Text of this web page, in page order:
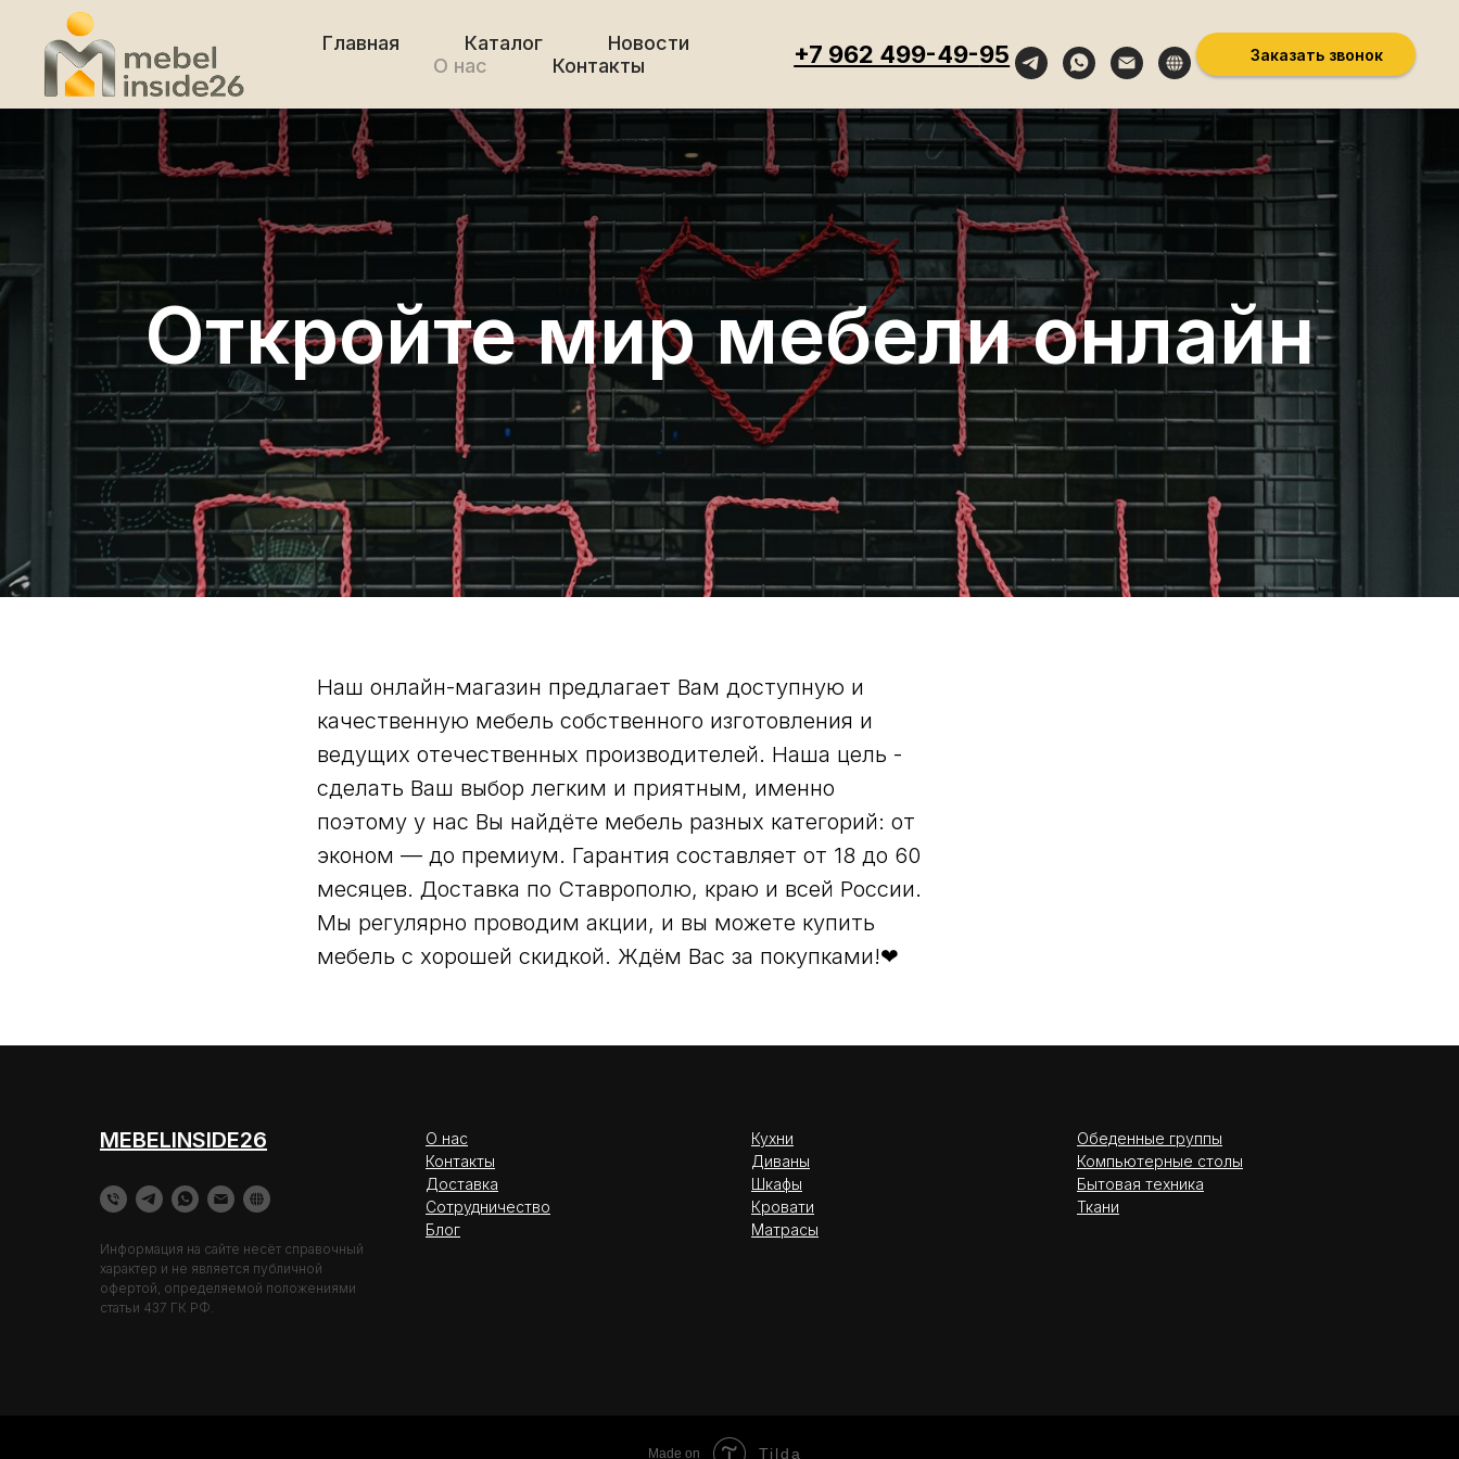
Главная Каталог
Новости
О нас
Контакты +7 962 499-49-95 Заказать звонок
Откройте мир мебели онлайн
Наш онлайн-магазин предлагает Вам доступную и
качественную мебель собственного изготовления и
ведущих отечественных производителей. Наша цель -
сделать Ваш выбор легким и приятным, именно
поэтому у нас Вы найдёте мебель разных категорий: от
эконом — до премиум. Гарантия составляет от 18 до 60
месяцев. Доставка по Ставрополю, краю и всей России.
Мы регулярно проводим акции, и вы можете купить
мебель с хорошей скидкой. Ждём Вас за покупками!❤
MEBELINSIDE26
Информация на сайте несёт справочный
характер и не является публичной
офертой, определяемой положениями
статьи 437 ГК РФ.
О нас
Контакты
Доставка
Сотрудничество
Блог
Кухни
Диваны
Шкафы
Кровати
Матрасы
Обеденные группы
Компьютерные столы
Бытовая техника
Ткани
Made on Tilda